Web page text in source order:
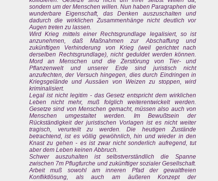
sondern um der Menschen willen. Nun haben Paragraphen die
wunderbare Eigenschaft, das Denken auszuschalten und
dadurch die wirklichen Zusammenhänge nicht deutlich vor
Augen treten zu lassen.
Wird Krieg mittels einer Rechtsgrundlage legalisiert, so ist
anzunehmen, daß Maßnahmen zur Abschaffung und
zukünftigen Verhinderung von Krieg (weil gerichtet nach
derselben Rechtsgrundlage), nicht geduldet werden können.
Mord an Menschen und die Zerstörung von Tier- und
Pflanzenwelt und unserer Erde sind juristisch nicht
anzufechten, der Versuch hingegen, dies durch Eindringen in
Kriegsgelände und Aussäen von Weizen zu stoppen, wird
kriminalisiert.
Legal ist nicht legitim - das Gesetz entspricht dem wirklichen
Leben nicht mehr, muß folglich weiterentwickelt werden.
Gesetze sind von Menschen gemacht, müssen also auch von
Menschen umgestaltet werden. Im Bewußtsein der
Rückständigkeit der juristischen Vorlagen ist es nicht weiter
tragisch, verurteilt zu werden. Die heutigen Zustände
betrachtend, ist es völlig gewöhnlich, hin und wieder in den
Knast zu gehen - es ist zwar nicht sonderlich aufregend, tut
aber dem Leben keinen Abbruch.
Schwer auszuhalten ist selbstverständlich die Spanne
zwischen 7m Pflugfurche und zukünftiger sozialer Gesellschaft.
Arbeit muß sowohl am inneren Pfad der gewaltfreien
Konfliktlösung, als auch am äußeren Konzept der